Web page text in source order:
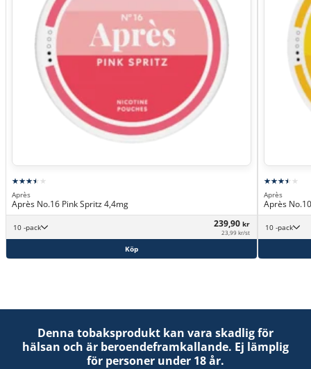
Après
Après No.16 Pink Spritz 4,4mg
10 -pack 239,90 kr
23,99 kr/st
Köp
Après
Après
10 -pack
Denna tobaksprodukt kan vara skadlig för
hälsan och är beroendeframkallande. Ej lämplig
för personer under 18 år.